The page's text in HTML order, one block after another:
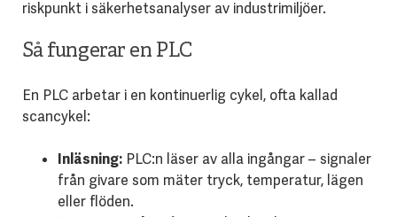
riskpunkt i säkerhetsanalyser av industrimiljöer.
Så fungerar en PLC
En PLC arbetar i en kontinuerlig cykel, ofta kallad
scancykel:
Inläsning:PLC:n läser av alla ingångar – signaler
från givare som mäter tryck, temperatur, lägen
eller flöden.